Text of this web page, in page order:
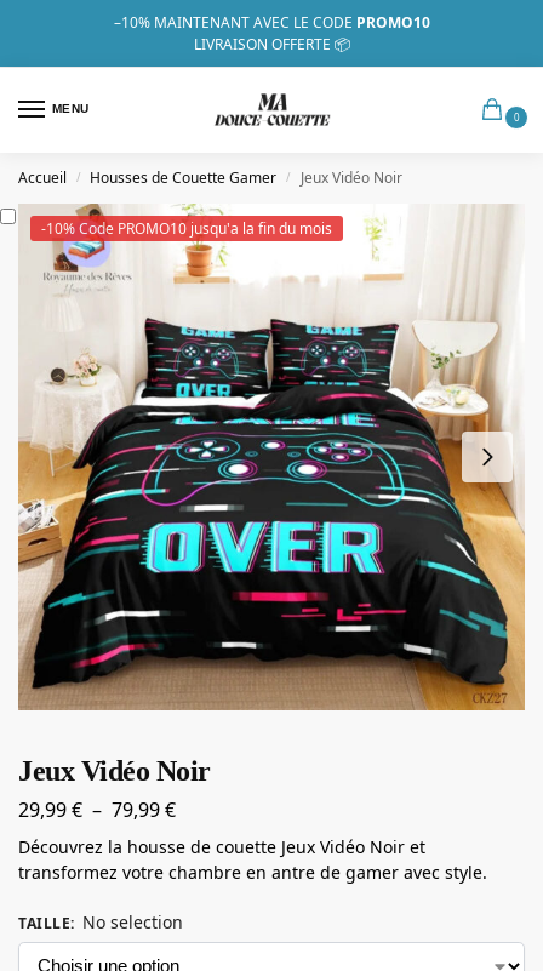
–10% MAINTENANT AVEC LE CODE PROMO10
LIVRAISON OFFERTE 📦
MENU
0
Accueil / Housses de Couette Gamer / Jeux Vidéo Noir
-10% Code PROMO10 jusqu'a la fin du mois
Jeux Vidéo Noir
29,99€ – 79,99€
Découvrez la housse de couette Jeux Vidéo Noir et
transformez votre chambre en antre de gamer avec style.
TAILLE: No selection